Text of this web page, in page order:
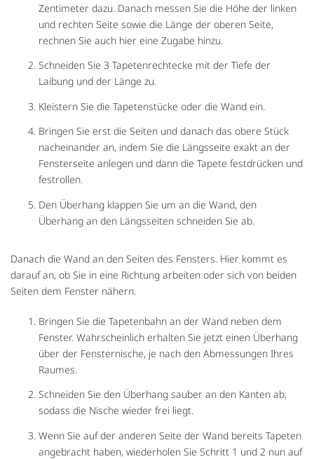
Zentimeter dazu. Danach messen Sie die Höhe der linken
und rechten Seite sowie die Länge der oberen Seite,
rechnen Sie auch hier eine Zugabe hinzu.
Schneiden Sie 3 Tapetenrechtecke mit der Tiefe der
Laibung und der Länge zu.
Kleistern Sie die Tapetenstücke oder die Wand ein.
Bringen Sie erst die Seiten und danach das obere Stück
nacheinander an, indem Sie die Längsseite exakt an der
Fensterseite anlegen und dann die Tapete festdrücken und
festrollen.
Den Überhang klappen Sie um an die Wand, den
Überhang an den Längsseiten schneiden Sie ab.
Danach die Wand an den Seiten des Fensters. Hier kommt es
darauf an, ob Sie in eine Richtung arbeiten oder sich von beiden
Seiten dem Fenster nähern.
Bringen Sie die Tapetenbahn an der Wand neben dem
Fenster. Wahrscheinlich erhalten Sie jetzt einen Überhang
über der Fensternische, je nach den Abmessungen Ihres
Raumes.
Schneiden Sie den Überhang sauber an den Kanten ab,
sodass die Nische wieder frei liegt.
Wenn Sie auf der anderen Seite der Wand bereits Tapeten
angebracht haben, wiederholen Sie Schritt 1 und 2 nun auf